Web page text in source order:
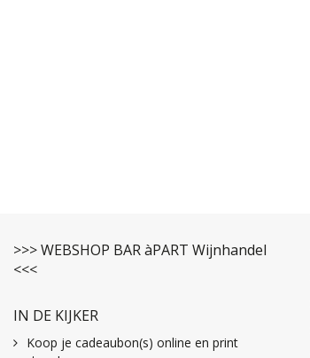
>>> WEBSHOP BAR àPART Wijnhandel
<<<
IN DE KIJKER
Koop je cadeaubon(s) online en print